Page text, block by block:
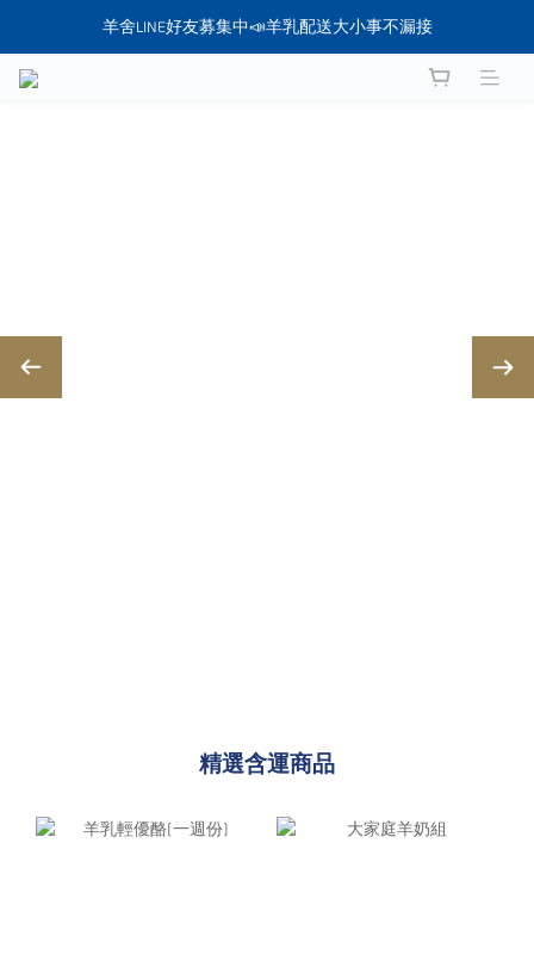
想找新鮮羊乳？直接幫你送到家❤️
羊舍LINE好友募集中📣羊乳配送大小事不漏接
精選含運商品